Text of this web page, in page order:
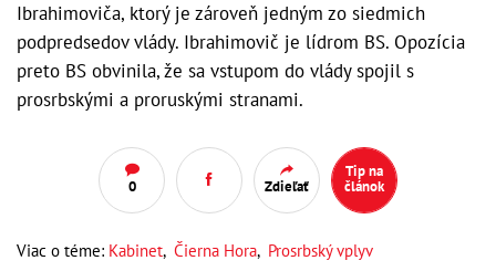
Ibrahimoviča, ktorý je zároveň jedným zo siedmich
podpredsedov vlády. Ibrahimovič je lídrom BS. Opozícia
preto BS obvinila, že sa vstupom do vlády spojil s
prosrbskými a proruskými stranami.
0 Zdieľať
Tip na
článok
Viac o téme: Kabinet, Čierna Hora, Prosrbský vplyv